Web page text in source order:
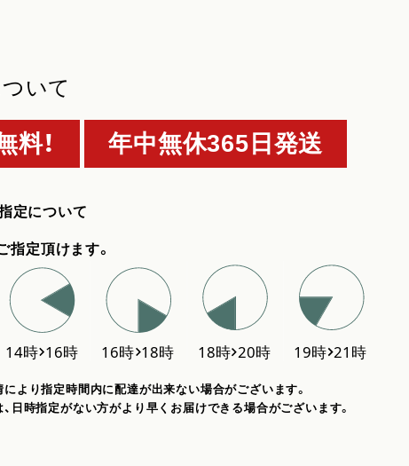
いて
料！ 年中無休365日発送
定について
指定頂けます。
より指定時間内に配達が出来ない場合がございます。
日時指定がない方がより早くお届けできる場合がございます。